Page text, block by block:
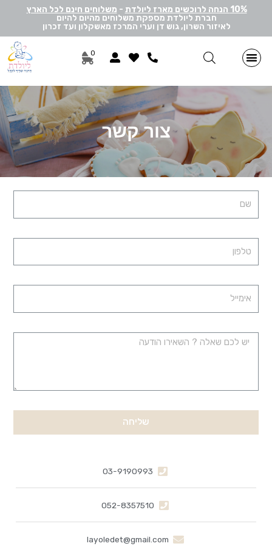
10% הנחה לרוכשים מארז ליולדת - משלוחים חינם לכל הארץ
חברת ליולדת מספקת משלוחים מהיום להיום
לאיזור השרון, גוש דן וערי המרכז מאשקלון ועד זכרון
0
צור קשר
שליחה
03-9190993
052-8357510
layoledet@gmail.com